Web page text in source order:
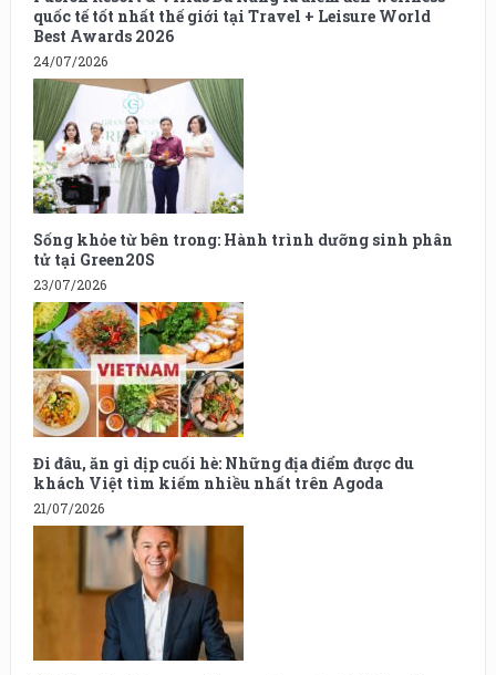
quốc tế tốt nhất thế giới tại Travel + Leisure World
Best Awards 2026
24/07/2026
Sống khỏe từ bên trong: Hành trình dưỡng sinh phân
tử tại Green20S
23/07/2026
Đi đâu, ăn gì dịp cuối hè: Những địa điểm được du
khách Việt tìm kiếm nhiều nhất trên Agoda
21/07/2026